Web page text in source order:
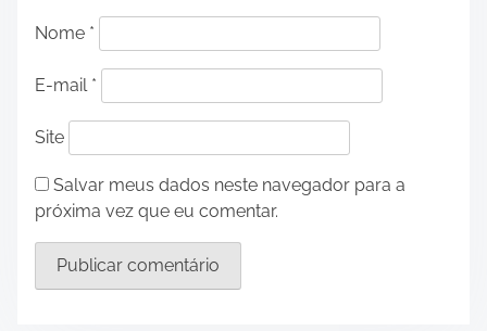
Nome *
E-mail *
Site
Salvar meus dados neste navegador para a
próxima vez que eu comentar.